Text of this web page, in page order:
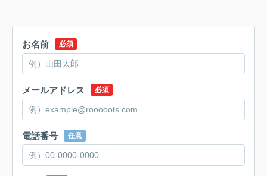
お名前 必須
メールアドレス 必須
電話番号 任意